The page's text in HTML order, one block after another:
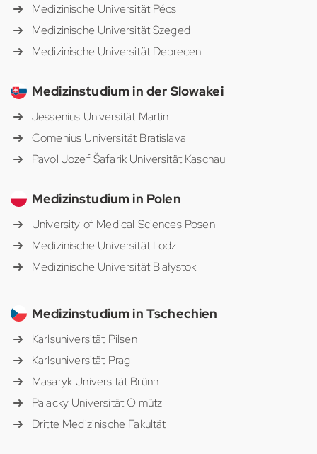
Medizinische Universität Pécs
Medizinische Universität Szeged
Medizinische Universität Debrecen
Medizinstudium in der Slowakei
Jessenius Universität Martin
Comenius Universität Bratislava
Pavol Jozef Šafarik Universität Kaschau
Medizinstudium in Polen
University of Medical Sciences Posen
Medizinische Universität Lodz
Medizinische Universität Białystok
Medizinstudium in Tschechien
Karlsuniversität Pilsen
Karlsuniversität Prag
Masaryk Universität Brünn
Palacky Universität Olmütz
Dritte Medizinische Fakultät